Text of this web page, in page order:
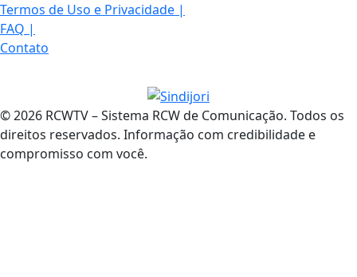
Termos de Uso e Privacidade |
FAQ |
Contato
© 2026 RCWTV – Sistema RCW de Comunicação. Todos os
direitos reservados. Informação com credibilidade e
compromisso com você.